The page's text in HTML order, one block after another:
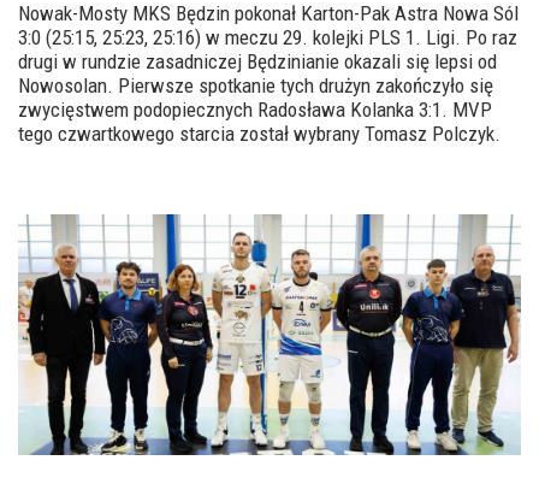
Nowak-Mosty MKS Będzin pokonał Karton-Pak Astra Nowa Sól
3:0 (25:15, 25:23, 25:16) w meczu 29. kolejki PLS 1. Ligi. Po raz
drugi w rundzie zasadniczej Będzinianie okazali się lepsi od
Nowosolan. Pierwsze spotkanie tych drużyn zakończyło się
zwycięstwem podopiecznych Radosława Kolanka 3:1. MVP
tego czwartkowego starcia został wybrany Tomasz Polczyk.